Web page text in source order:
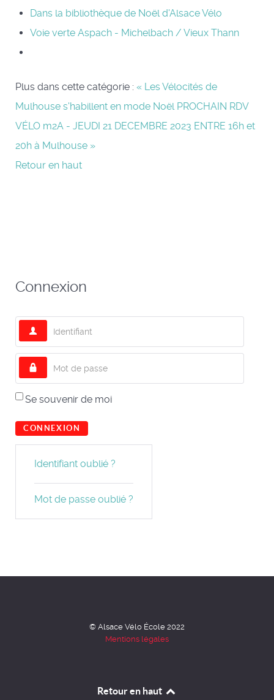
Dans la bibliothèque de Noël d'Alsace Vélo
Voie verte Aspach - Michelbach / Vieux Thann
Plus dans cette catégorie : « Les Vélocités de
Mulhouse s'habillent en mode Noël PROCHAIN RDV
VÉLO m2A - JEUDI 21 DECEMBRE 2023 ENTRE 16h et
20h à Mulhouse »
Retour en haut
Connexion
Identifiant
Se souvenir de moi
CONNEXION
Identifiant oublié ?
Mot de passe oublié ?
© Alsace Vélo École 2022
Mentions légales
Retour en haut